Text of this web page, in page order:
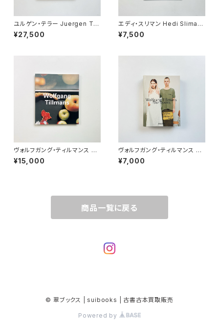
ユルゲン・テラー Juergen Tel
ler | Juergen Teller
¥27,500
エディ・スリマン Hedi Sliman
e | Interzone - The Hedi Sl
imane Purple Book
¥7,500
ヴォルフガング・ティルマンス W
olfgang Tillmans（Contem
porary artists）
¥15,000
ヴォルフガング・ティルマンス W
olfgang Tillmans | four bo
oks
¥7,000
商品一覧に戻る
© 翠ブックス | suibooks | 古書古本買取販売
Powered by